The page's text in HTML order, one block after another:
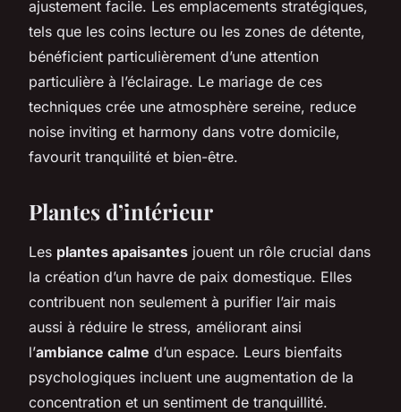
ajustement facile. Les emplacements stratégiques,
tels que les coins lecture ou les zones de détente,
bénéficient particulièrement d’une attention
particulière à l’éclairage. Le mariage de ces
techniques crée une atmosphère sereine, reduce
noise inviting et harmony dans votre domicile,
favourit tranquilité et bien-être.
Plantes d’intérieur
Les plantes apaisantes jouent un rôle crucial dans
la création d’un havre de paix domestique. Elles
contribuent non seulement à purifier l’air mais
aussi à réduire le stress, améliorant ainsi
l’ambiance calme d’un espace. Leurs bienfaits
psychologiques incluent une augmentation de la
concentration et un sentiment de tranquillité.